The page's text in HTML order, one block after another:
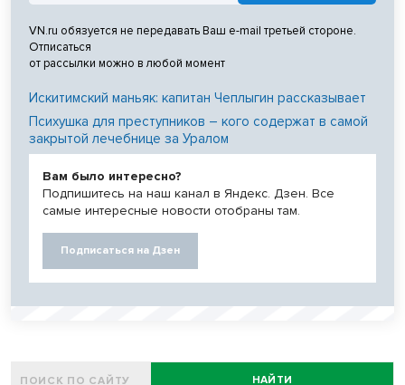
VN.ru обязуется не передавать Ваш e-mail третьей стороне.
Отписаться
от рассылки можно в любой момент
Искитимский маньяк: капитан Чеплыгин рассказывает
Психушка для преступников – кого содержат в самой
закрытой лечебнице за Уралом
Вам было интересно?
Подпишитесь на наш канал в Яндекс. Дзен. Все
самые интересные новости отобраны там.
Подписаться на Дзен
НАЙТИ